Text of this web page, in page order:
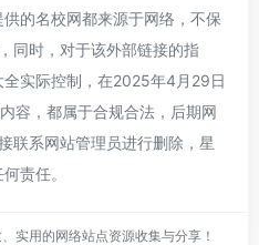
的名校网都来源于网络，不保
同时，对于该外部链接的指
实际控制，在2025年4月29日
容，都属于合规合法，后期网
联系网站管理员进行删除，星
责任。
实用的网络站点资源收集与分享！